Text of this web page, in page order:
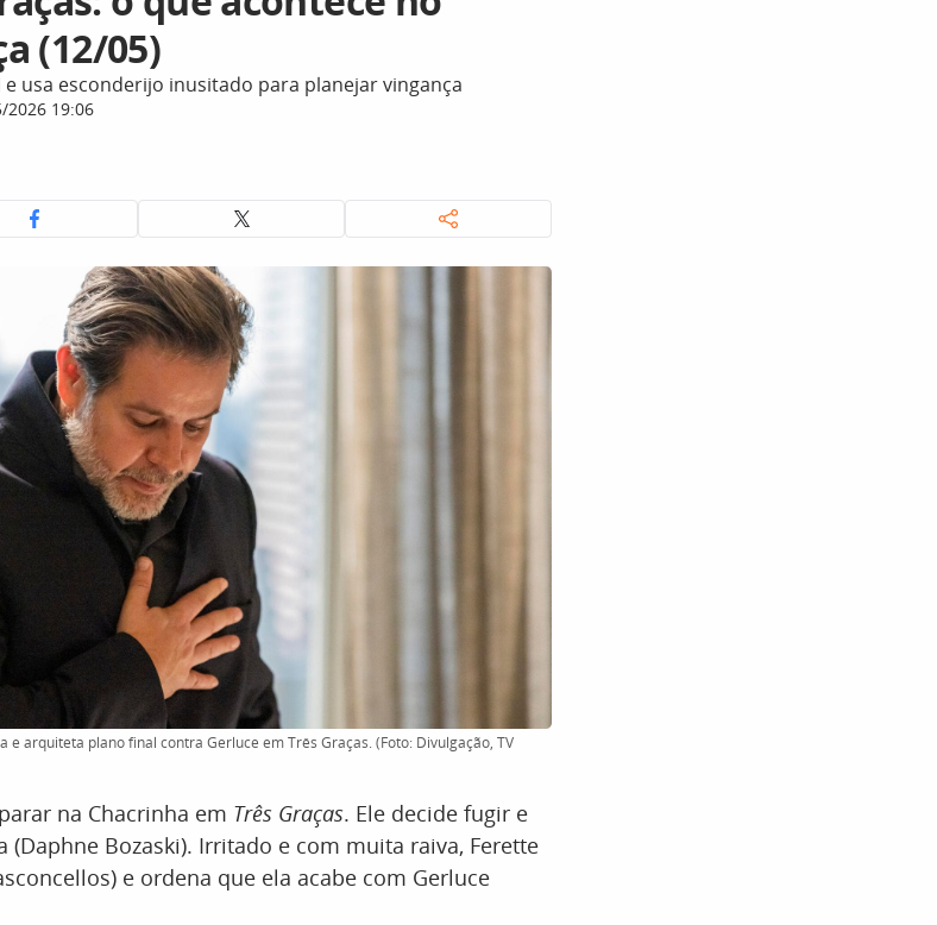
(12/05)
usa esconderijo inusitado para planejar vingança
2026 19:06
e arquiteta plano final contra Gerluce em Três Graças. (Foto: Divulgação, TV
na Chacrinha em Três Graças. Ele decide fugir e
(Daphne Bozaski). Irritado e com muita raiva, Ferette
e ordena que ela acabe com Gerluce